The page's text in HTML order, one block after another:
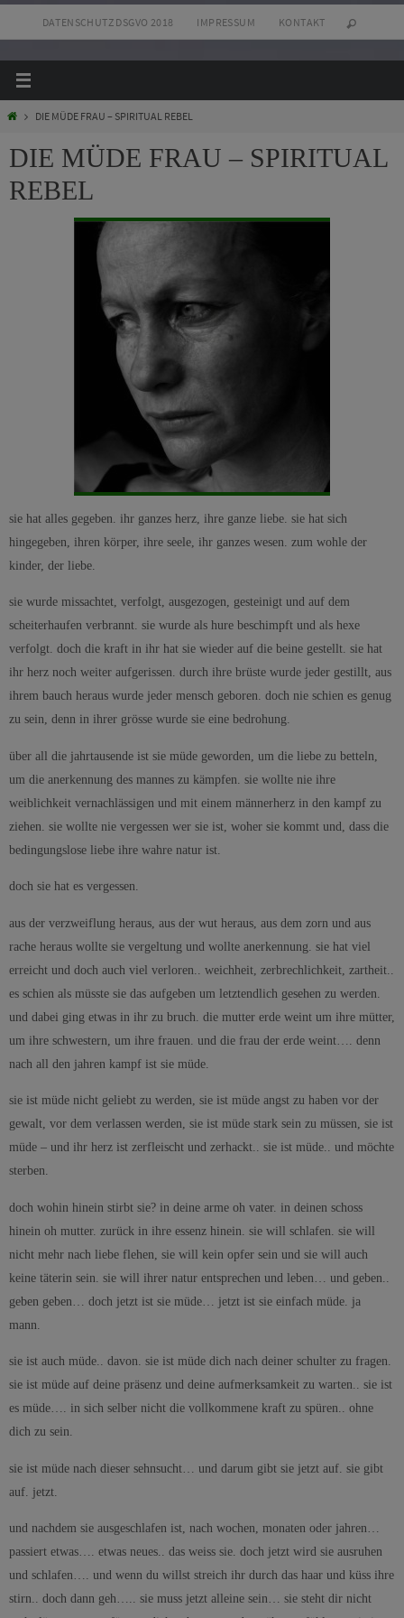
Inhalt
springen
DATENSCHUTZ DSGVO 2018 IMPRESSUM KONTAKT
StartDIE MÜDE FRAU – SPIRITUAL REBEL
DIE MÜDE FRAU – SPIRITUAL
REBEL
sie hat alles gegeben. ihr ganzes herz, ihre ganze liebe. sie hat sich
hingegeben, ihren körper, ihre seele, ihr ganzes wesen. zum wohle der
kinder, der liebe.
sie wurde missachtet, verfolgt, ausgezogen, gesteinigt und auf dem
scheiterhaufen verbrannt. sie wurde als hure beschimpft und als hexe
verfolgt. doch die kraft in ihr hat sie wieder auf die beine gestellt. sie hat
ihr herz noch weiter aufgerissen. durch ihre brüste wurde jeder gestillt, aus
ihrem bauch heraus wurde jeder mensch geboren. doch nie schien es genug
zu sein, denn in ihrer grösse wurde sie eine bedrohung.
über all die jahrtausende ist sie müde geworden, um die liebe zu betteln,
um die anerkennung des mannes zu kämpfen. sie wollte nie ihre
weiblichkeit vernachlässigen und mit einem männerherz in den kampf zu
ziehen. sie wollte nie vergessen wer sie ist, woher sie kommt und, dass die
bedingungslose liebe ihre wahre natur ist.
doch sie hat es vergessen.
aus der verzweiflung heraus, aus der wut heraus, aus dem zorn und aus
rache heraus wollte sie vergeltung und wollte anerkennung. sie hat viel
erreicht und doch auch viel verloren.. weichheit, zerbrechlichkeit, zartheit..
es schien als müsste sie das aufgeben um letztendlich gesehen zu werden.
und dabei ging etwas in ihr zu bruch. die mutter erde weint um ihre mütter,
um ihre schwestern, um ihre frauen. und die frau der erde weint…. denn
nach all den jahren kampf ist sie müde.
sie ist müde nicht geliebt zu werden, sie ist müde angst zu haben vor der
gewalt, vor dem verlassen werden, sie ist müde stark sein zu müssen, sie ist
müde – und ihr herz ist zerfleischt und zerhackt.. sie ist müde.. und möchte
sterben.
doch wohin hinein stirbt sie? in deine arme oh vater. in deinen schoss
hinein oh mutter. zurück in ihre essenz hinein. sie will schlafen. sie will
nicht mehr nach liebe flehen, sie will kein opfer sein und sie will auch
keine täterin sein. sie will ihrer natur entsprechen und leben… und geben..
geben geben… doch jetzt ist sie müde… jetzt ist sie einfach müde. ja
mann.
sie ist auch müde.. davon. sie ist müde dich nach deiner schulter zu fragen.
sie ist müde auf deine präsenz und deine aufmerksamkeit zu warten.. sie ist
es müde…. in sich selber nicht die vollkommene kraft zu spüren.. ohne
dich zu sein.
sie ist müde nach dieser sehnsucht… und darum gibt sie jetzt auf. sie gibt
auf. jetzt.
und nachdem sie ausgeschlafen ist, nach wochen, monaten oder jahren…
passiert etwas…. etwas neues.. das weiss sie. doch jetzt wird sie ausruhen
und schlafen…. und wenn du willst streich ihr durch das haar und küss ihre
stirn.. doch dann geh….. sie muss jetzt alleine sein… sie steht dir nicht